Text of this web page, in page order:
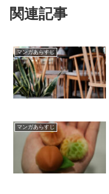
関連記事
マンガあらすじ
マンガあらすじ